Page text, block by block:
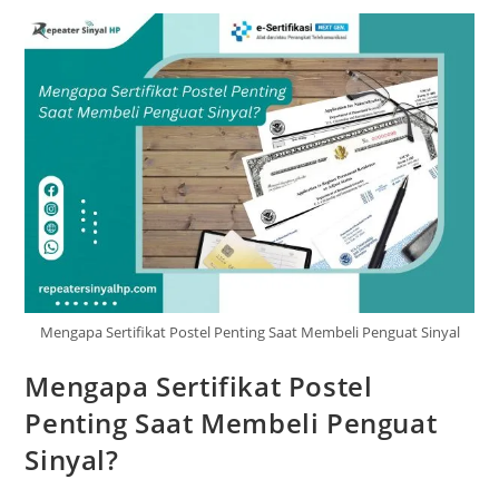
Modern
Mengapa Sertifikat Postel Penting Saat Membeli Penguat Sinyal
Mengapa Sertifikat Postel
Penting Saat Membeli Penguat
Sinyal?